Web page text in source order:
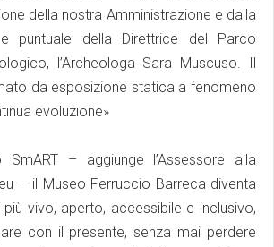
della nostra Amministrazione e dalla
puntuale della Direttrice del Parco
l’Archeologa Sara Muscuso. Il
da esposizione statica a fenomeno
evoluzione»
– aggiunge l’Assessore alla
– il Museo Ferruccio Barreca diventa
vivo, aperto, accessibile e inclusivo,
con il presente, senza mai perdere